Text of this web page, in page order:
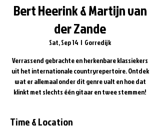
Bert Heerink & Martijn van
der Zande
Sat, Sep 14
  |
Gorredijk
Verrassend gebrachte en herkenbare klassiekers
uit het internationale countryrepertoire. Ontdek
wat er allemaal onder dit genre valt en hoe dat
klinkt met slechts één gitaar en twee stemmen!
Time & Location